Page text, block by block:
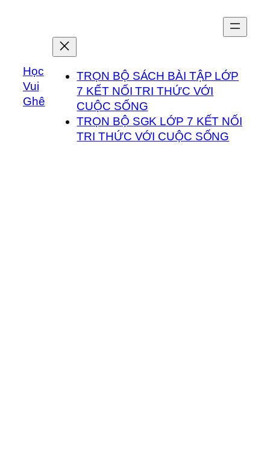
dungHọc
Vui
Ghê
TRỌN BỘ SÁCH BÀI TẬP LỚP
7 KẾT NỐI TRI THỨC VỚI
CUỘC SỐNG
TRỌN BỘ SGK LỚP 7 KẾT NỐI
TRI THỨC VỚI CUỘC SỐNG